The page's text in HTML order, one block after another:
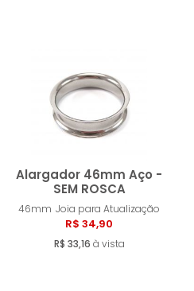
Alargador 46mm Aço -
SEM ROSCA
46mm Joia para Atualização
R$ 34,90
R$ 33,16 à vista
Comprar